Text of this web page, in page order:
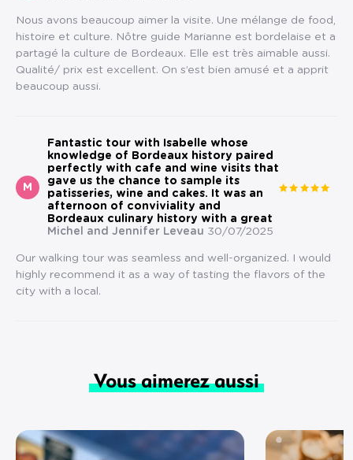
Nous avons beaucoup aimer la visite. Une mélange de food,
histoire et culture. Nôtre guide Marianne est bordelaise et a
partagé la culture de Bordeaux. Elle est très aimable aussi.
Qualité/ prix est excellent. On s’est bien amusé et a apprit
beaucoup aussi.
M
Fantastic tour with Isabelle whose
knowledge of Bordeaux history paired
perfectly with cafe and wine visits that
gave us the chance to sample its
patisseries, wine and cakes. It was an
afternoon of conviviality and
Bordeaux culinary history with a great
Michel and Jennifer Leveau 30/07/2025
Our walking tour was seamless and well-organized. I would
highly recommend it as a way of tasting the flavors of the
city with a local.
Vous aimerez aussi